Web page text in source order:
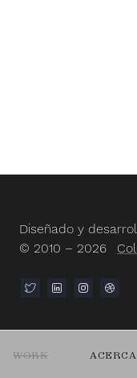
WORK ACERCA
Diseñado y
© 2010 – 2026